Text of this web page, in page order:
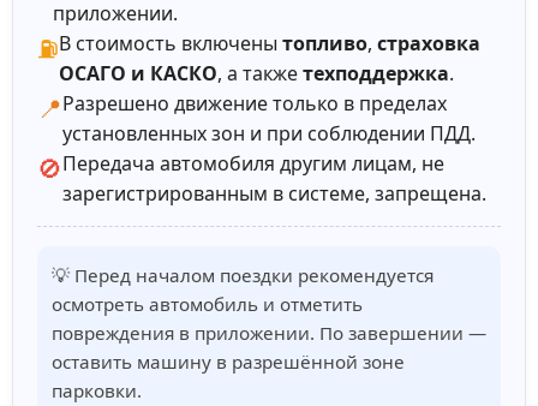
приложении.
⛽В стоимость включены топливо, страховка
ОСАГО и КАСКО, а такжетехподдержка.
📍Разрешено движение только в пределах
установленных зон и при соблюдении ПДД.
🚫Передача автомобиля другим лицам, не
зарегистрированным в системе, запрещена.
💡 Перед началом поездки рекомендуется
осмотреть автомобиль и отметить
повреждения в приложении. По завершении —
оставить машину в разрешённой зоне
парковки.